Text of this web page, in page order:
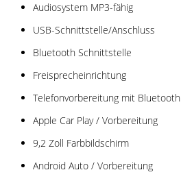
Audiosystem MP3-fähig
USB-Schnittstelle/Anschluss
Bluetooth Schnittstelle
Freisprecheinrichtung
Telefonvorbereitung mit Bluetooth
Apple Car Play / Vorbereitung
9,2 Zoll Farbbildschirm
Android Auto / Vorbereitung